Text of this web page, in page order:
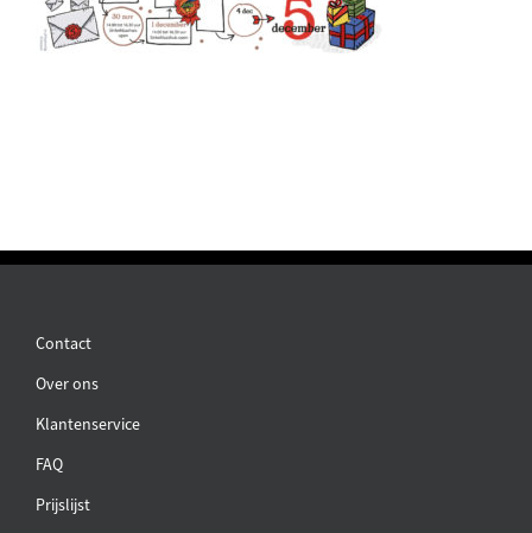
Contact
Over ons
Klantenservice
FAQ
Prijslijst